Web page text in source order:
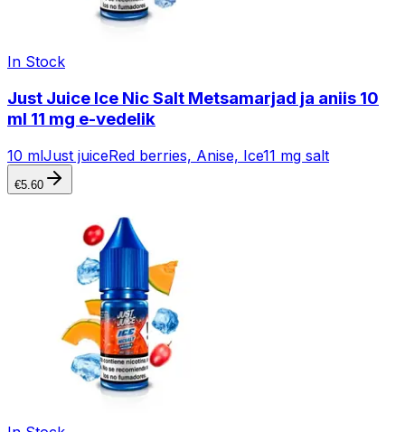
In Stock
Just Juice Ice Nic Salt Metsamarjad ja aniis 10
ml 11 mg e-vedelik
10 mlJust juiceRed berries, Anise, Ice11 mg salt
€5.60